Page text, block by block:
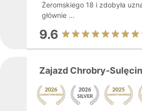
Żeromskiego 18 i zdobyła
głównie ...
9.6
Zajazd Chrobry-Sulęcin